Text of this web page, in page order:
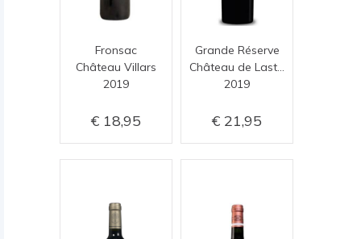
Fronsac
Château Villars
2019
18,95
Grande Réserve
2019
21,95